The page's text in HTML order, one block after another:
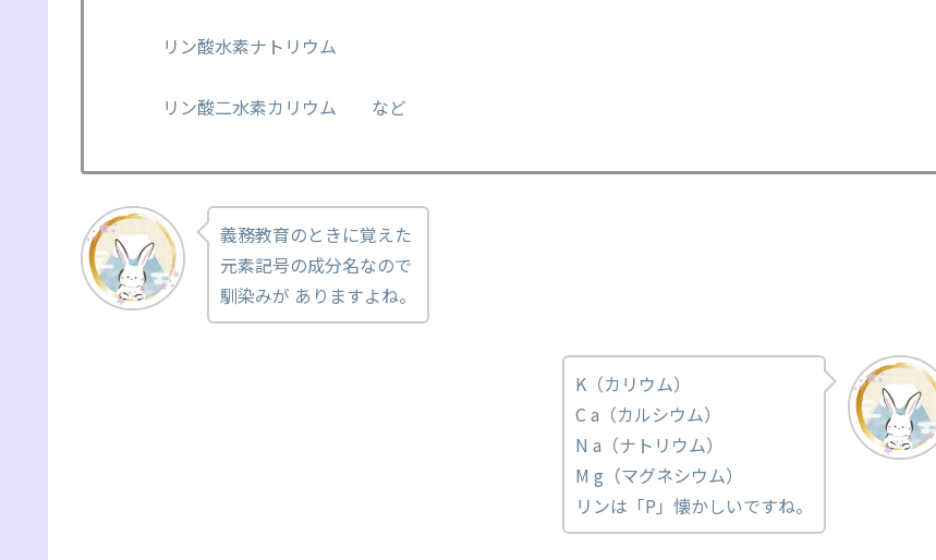
リン酸水素ナトリウム
リン酸二水素カリウム など
義務教育のときに覚えた
元素記号の成分名なので
馴染みが ありますよね。
K（カリウム）
C a（カルシウム）
N a（ナトリウム）
M g（マグネシウム）
リンは「P」懐かしいですね。